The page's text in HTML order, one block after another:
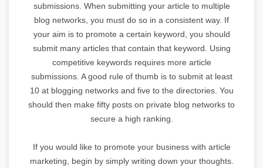
submissions. When submitting your article to multiple
blog networks, you must do so in a consistent way. If
your aim is to promote a certain keyword, you should
submit many articles that contain that keyword. Using
competitive keywords requires more article
submissions. A good rule of thumb is to submit at least
10 at blogging networks and five to the directories. You
should then make fifty posts on private blog networks to
secure a high ranking.
If you would like to promote your business with article
marketing, begin by simply writing down your thoughts.